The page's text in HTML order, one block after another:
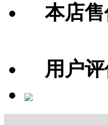
本店售
用户评